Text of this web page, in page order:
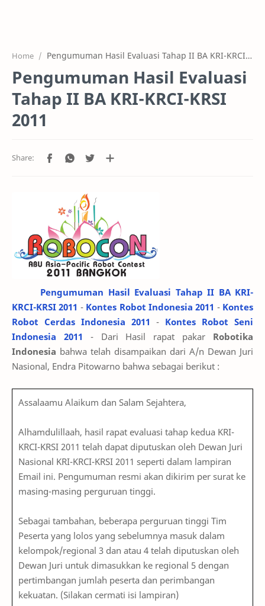
Features
Pricing
Home Pengumuman Hasil Evaluasi Tahap II BA KRI-KRCI-KRSI 2011
Pengumuman Hasil Evaluasi
Tahap II BA KRI-KRCI-KRSI
2011
Pengumuman Hasil Evaluasi Tahap II BA KRI-
KRCI-KRSI 2011 - Kontes Robot Indonesia 2011 - Kontes
Robot Cerdas Indonesia 2011 - Kontes Robot Seni
Indonesia 2011 - Dari Hasil rapat pakar Robotika
Indonesia bahwa telah disampaikan dari A/n Dewan Juri
Nasional, Endra Pitowarno bahwa sebagai berikut :
Assalaamu Alaikum dan Salam Sejahtera,
Alhamdulillaah, hasil rapat evaluasi tahap kedua KRI-
KRCI-KRSI 2011 telah dapat diputuskan oleh Dewan Juri
Nasional KRI-KRCI-KRSI 2011 seperti dalam lampiran
Email ini. Pengumuman resmi akan dikirim per surat ke
masing-masing perguruan tinggi.
Sebagai tambahan, beberapa perguruan tinggi Tim
Peserta yang lolos yang sebelumnya masuk dalam
kelompok/regional 3 dan atau 4 telah diputuskan oleh
Dewan Juri untuk dimasukkan ke regional 5 dengan
pertimbangan jumlah peserta dan perimbangan
kekuatan. (Silakan cermati isi lampiran)